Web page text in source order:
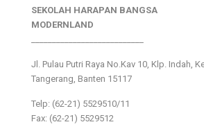
SEKOLAH HARAPAN BANGSA
MODERNLAND
Jl. Pulau Putri Raya No.Kav 10, Klp. Indah,
Tangerang, Banten 15117
Telp: (62-21) 5529510/11
Fax: (62-21) 5529512